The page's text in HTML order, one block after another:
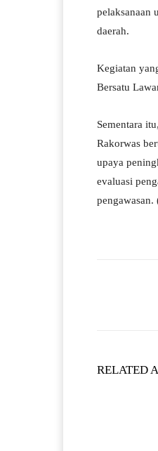
pelaksanaan
daerah.
Kegiatan
Bersatu
Sementara
Rakorwas
upaya
evaluasi
RELATED